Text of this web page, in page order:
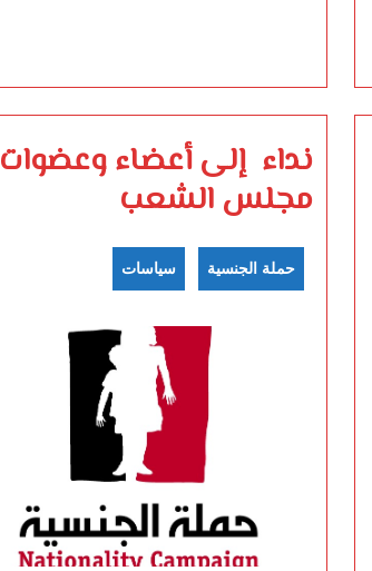
نداء إلى أعضاء وعضوات
مجلس الشعب
حملة الجنسية سياسات